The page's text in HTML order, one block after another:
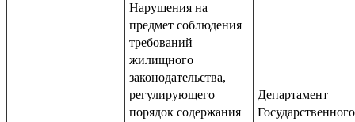
Нарушения на
предмет соблюдения
требований
жилищного
законодательства,
регулирующего
порядок содержания
Департамент
Государственного